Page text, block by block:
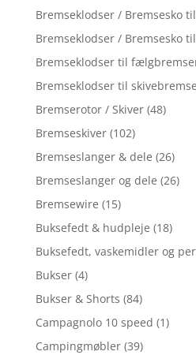
Bremseklodser / Bremsesko
Bremseklodser / Bremsesko
Bremseklodser til
Bremseklodser til
Bremserotor / Skiver (48)
Bremseskiver (102)
Bremseslanger & dele (26)
Bremseslanger og dele (26)
Bremsewire (15)
Buksefedt & hudpleje (18)
Buksefedt, vaskemidler og
Bukser (4)
Bukser & Shorts (84)
Campagnolo 10 speed (1)
Campingmøbler (39)